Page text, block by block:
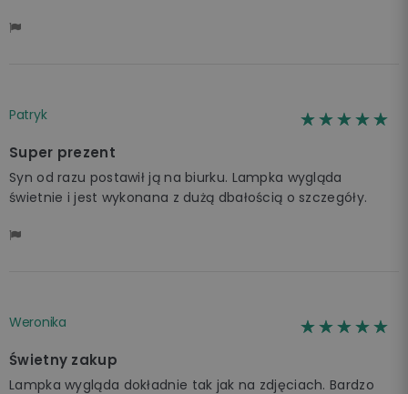
Patryk ☆☆☆☆☆
★★★★★
Super prezent
Syn od razu postawił ją na biurku. Lampka wygląda
świetnie i jest wykonana z dużą dbałością o szczegóły.
Weronika ☆☆☆☆☆
★★★★★
Świetny zakup
Lampka wygląda dokładnie tak jak na zdjęciach. Bardzo